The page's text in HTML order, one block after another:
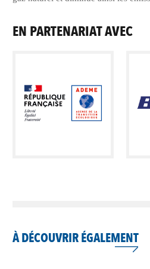
EN PARTENARIAT AVEC
À DÉCOUVRIR ÉGALEMENT